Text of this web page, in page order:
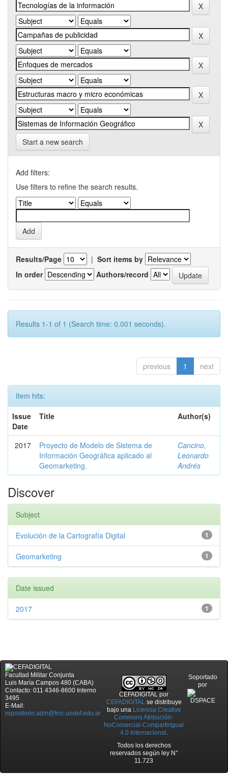
Start a new search
Add filters:
Use filters to refine the search results.
Results/Page | Sort items by
In order
Authors/record
Results 1-1 of 1 (Search time: 0.001 seconds).
previous 1 next
Item hits:
Issue
Date
Title Author(s)
2017
Proyecto de Modelo de Sistema de
Información Geográfica aplicado al
Geomarketing.
Cancino,
Leonardo
Andrés
Discover
Subject
1
Evolución de la Cartografía Digital
1
Geomarketing
Date issued
1
2017
Facultad Militar Conjunta
Luis María Campos 480 (CABA)
Contacto: 011 4346-8600 Interno
3495
E-Mail:
repositorio.adm@fmc.undef.edu.ar
CEFADIGITAL por
CEFADIGITALse distribuye
bajo una Licencia Creative
Commons Atribución-
NoComercial-CompartirIgual
4.0 Internacional .
Todos los derechos
reservados según ley N°
11.723
Soportado
por